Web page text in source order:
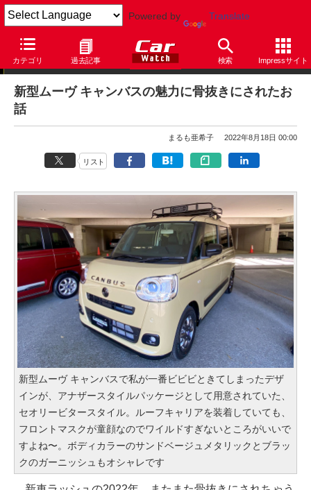
Powered by Translate
カテゴリ 過去記事 検索 Impressサイト
まるも亜希子の「寄り道日和」
新型ムーヴ キャンバスの魅力に骨抜きにされたお
話
まるも亜希子 2022年8月18日 00:00
リスト
新型ムーヴ キャンバスで私が一番ビビビときてしまったデザ
インが、アナザースタイルパッケージとして用意されていた、
セオリービタースタイル。ルーフキャリアを装着していても、
フロントマスクが童顔なのでワイルドすぎないところがいいで
すよね〜。ボディカラーのサンドベージュメタリックとブラッ
クのガーニッシュもオシャレです